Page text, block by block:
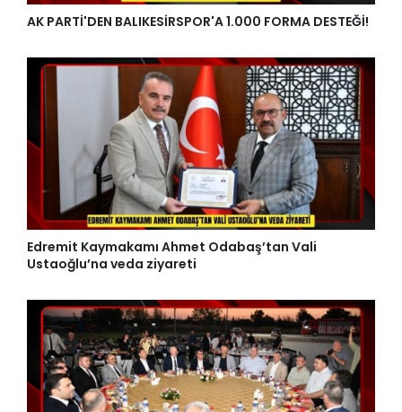
AK PARTİ'DEN BALIKESİRSPOR'A 1.000 FORMA DESTEĞİ!
Edremit Kaymakamı Ahmet Odabaş’tan Vali
Ustaoğlu’na veda ziyareti